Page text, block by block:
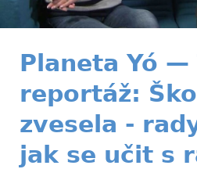
Planeta Yó —
reportáž:
zvesela -
jak se učit s